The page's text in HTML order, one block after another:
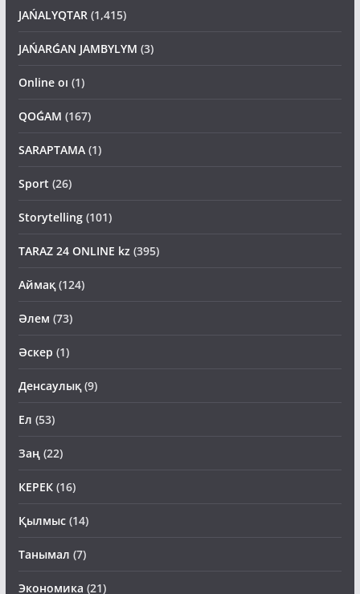
JAŃALYQTAR(1,415)
JAŃARǴAN JAMBYLYM (3)
Online oı (1)
QOǴAM (167)
SARAPTAMA(1)
Sport (26)
Storytelling(101)
TARAZ 24 ONLINE kz(395)
Аймақ(124)
Әлем (73)
Әскер (1)
Денсаулық(9)
Ел (53)
Заң(22)
КЕРЕК(16)
Қылмыс(14)
Танымал (7)